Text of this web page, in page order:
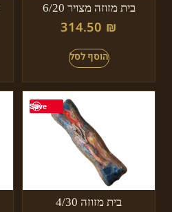
בית מזוזה מצויר 6/20
314.50 ₪
Save
בית מזוזה 4/30